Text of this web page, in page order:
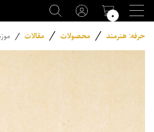
۰
حرفه: هنرمند / محصولات / مقالات /